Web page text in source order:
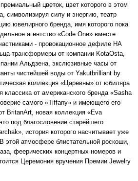
цветок, цвет которого в этом
символизируя силу и энергию, театр
ювелирного бренда, имя которого пока
агентство «Code One» вместе
- провокационное дефиле НА
трансформеры от компании KotaOsta,
Альдзена, экслюзивные часы от
чистейшей воды от Yakutbrilliant by
коллекция «Царевны» от юбиляра
классика от американского бренда «Sasha
самого «Tiffany» и имеющего его
BritanArt, новая коллекция «Eva
под благословение старейшего
история которого насчитывает уже
этой атмосфере блистательной роскоши,
феерических концертных номеров и
Церемония вручения Премии Jewelry